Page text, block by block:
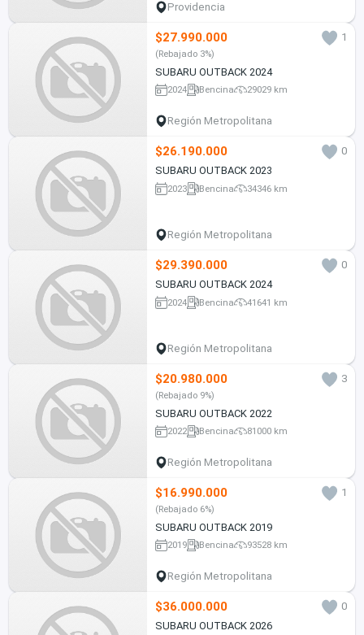
Providencia
$27.990.000 1
(Rebajado 3%)
SUBARU OUTBACK 2024
2024 Bencina 29029 km
Región Metropolitana
$26.190.000
0
SUBARU OUTBACK 2023
2023 Bencina 34346 km
Región Metropolitana
$29.390.000
0
SUBARU OUTBACK 2024
2024 Bencina 41641 km
Región Metropolitana
$20.980.000 3
(Rebajado 9%)
SUBARU OUTBACK 2022
2022 Bencina 81000 km
Región Metropolitana
$16.990.000 1
(Rebajado 6%)
SUBARU OUTBACK 2019
2019 Bencina 93528 km
Región Metropolitana
$36.000.000
0
SUBARU OUTBACK 2026